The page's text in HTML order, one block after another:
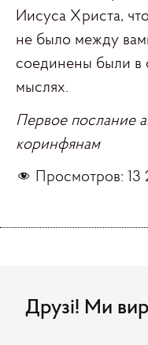
Иисуса Христа,
не было между
соединены были в
мыслях.
Первое послание
коринфянам
Просмотров: 13
Друзі! Ми